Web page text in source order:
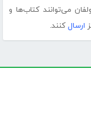
می‌توانند کتاب‌ها و
ارسال کنند.